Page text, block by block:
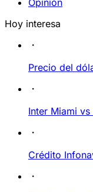
Opinión
Hoy interesa
Precio del
Inter Miami vs
Crédito